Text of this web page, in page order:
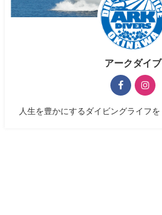
アークダイブ
人生を豊かにするダイビングライフを